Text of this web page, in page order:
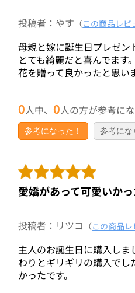
投稿者：やす （この商品レビ
母親と嫁に誕生日プレゼン
とても綺麗だと喜んでます。
花を贈って良かったと思い
0人中、0人の方が参考に
参考になった！ 参考にな
愛嬌があって可愛いかっ
投稿者：リツコ （この商品
主人のお誕生日に購入しま
わりとギリギリの購入で
かったです。